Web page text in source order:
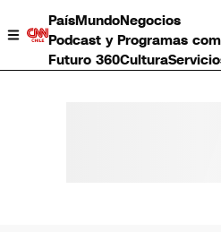
PaísMundoNegocios
Podcast y Programas
Futuro 360Cultura